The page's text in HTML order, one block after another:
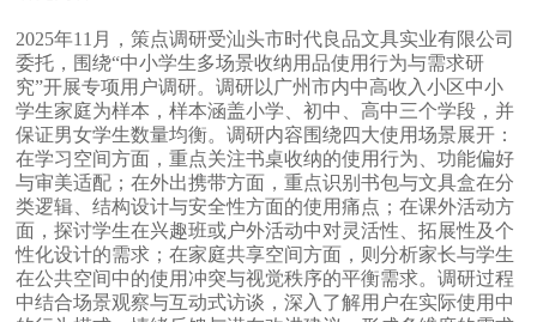
2025年11月，策点调研受汕头市时代良品文具实业有限公司
委托，围绕“中小学生多场景收纳用品使用行为与需求研
究”开展专项用户调研。调研以广州市内中高收入小区中小
学生家庭为样本，样本涵盖小学、初中、高中三个学段，并
保证男女学生数量均衡。调研内容围绕四大使用场景展开：
在学习空间方面，重点关注书桌收纳的使用行为、功能偏好
与审美适配；在外出携带方面，重点识别书包与文具盒在分
类逻辑、结构设计与安全性方面的使用痛点；在课外活动方
面，探讨学生在兴趣班或户外活动中对灵活性、拓展性及个
性化设计的需求；在家庭共享空间方面，则分析家长与学生
在公共空间中的使用冲突与视觉秩序的平衡需求。调研过程
中结合场景观察与互动式访谈，深入了解用户在实际使用中